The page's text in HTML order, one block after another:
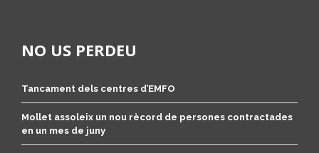
NO US PERDEU
Tancament dels centres d’EMFO
Mollet assoleix un nou rècord de persones contractades
en un mes de juny